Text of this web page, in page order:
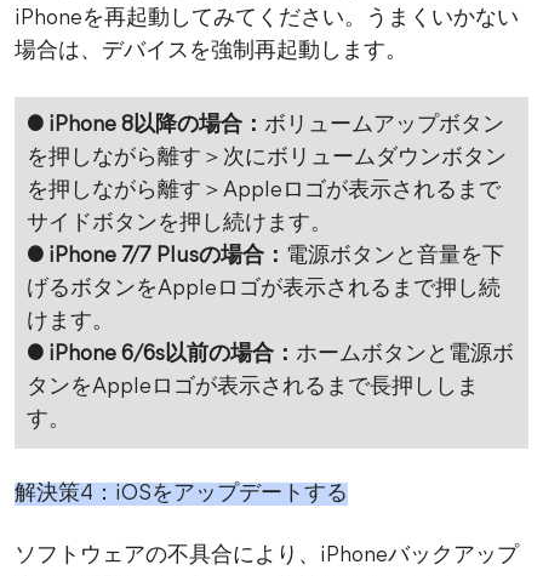
iPhoneを再起動してみてください。うまくいかない
場合は、デバイスを強制再起動します。
● iPhone 8以降の場合： ボリュームアップボタン
を押しながら離す＞次にボリュームダウンボタン
を押しながら離す＞Appleロゴが表示されるまで
サイドボタンを押し続けます。
● iPhone 7/7 Plusの場合： 電源ボタンと音量を下
げるボタンをAppleロゴが表示されるまで押し続
けます。
● iPhone 6/6s以前の場合： ホームボタンと電源ボ
タンをAppleロゴが表示されるまで長押ししま
す。
解決策4：iOSをアップデートする
ソフトウェアの不具合により、iPhoneバックアップ